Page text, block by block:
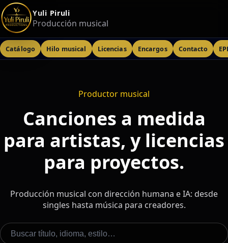
Yuli Piruli
Producción musical
Catálogo Hilo musical Licencias Encargos Contacto
Productor musical
Canciones a medida
para artistas, y licencias
para proyectos.
Producción musical con dirección humana e IA: desde
singles hasta música para creadores.